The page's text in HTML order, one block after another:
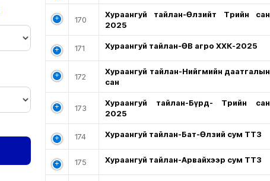
170
Хураангуй тайлан-Өлзийт Төрийн сан
2025
171 Хураангуй тайлан-ӨВ агро ХХК-2025
172
Хураангуй тайлан-Нийгмийн даатгалын
сан
173
Хураангуй тайлан-Бүрд- Төрийн сан
2025
174 Хураангуй тайлан-Бат-Өлзий сум ТТЗ
175 Хураангуй тайлан-Арвайхээр сум ТТЗ